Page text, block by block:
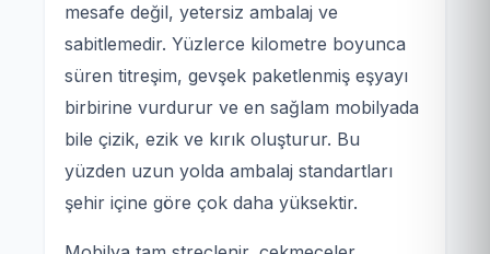
mesafe değil, yetersiz ambalaj ve
sabitlemedir. Yüzlerce kilometre boyunca
süren titreşim, gevşek paketlenmiş eşyayı
birbirine vurdurur ve en sağlam mobilyada
bile çizik, ezik ve kırık oluşturur. Bu
yüzden uzun yolda ambalaj standartları
şehir içine göre çok daha yüksektir.